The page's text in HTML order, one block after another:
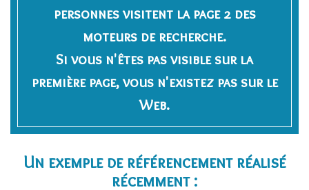
personnes visitent la page 2 des
moteurs de recherche.
Si vous n'êtes pas visible sur la
première page, vous n'existez pas sur le
Web.
Un exemple de référencement réalisé
récemment :